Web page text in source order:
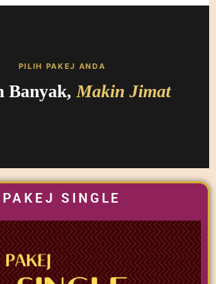
PILIH PAKEJ ANDA
Banyak,Makin Jimat
PAKEJ SINGLE